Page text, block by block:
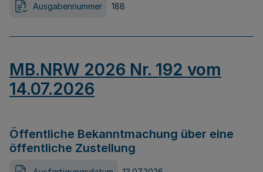
Ausgabennummer 188
MB.NRW 2026 Nr. 192 vom
14.07.2026
Öffentliche Bekanntmachung über eine
öffentliche Zustellung